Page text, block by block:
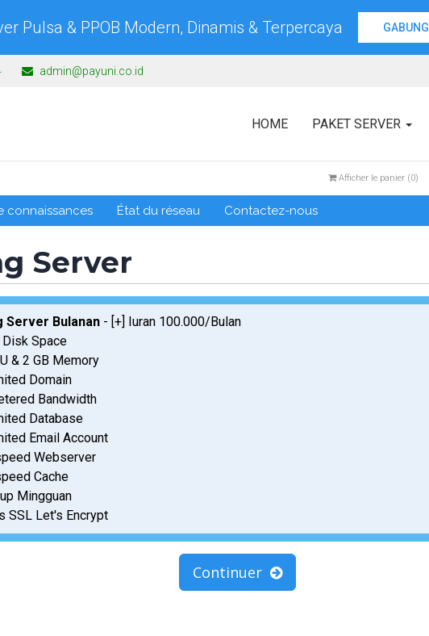
Pulsa & PPOB Modern, Dinamis & Terpercaya GABUNG
admin@payuni.co.id
HOME PAKET SERVER
Afficher le panier (0)
connaissances État du réseau Contactez-nous
Server
Server Bulanan - [+] Iuran 100.000/Bulan
Disk Space
& 2 GB Memory
Domain
Bandwidth
Database
Email Account
Webserver
Cache
Mingguan
SSL Let's Encrypt
Continuer